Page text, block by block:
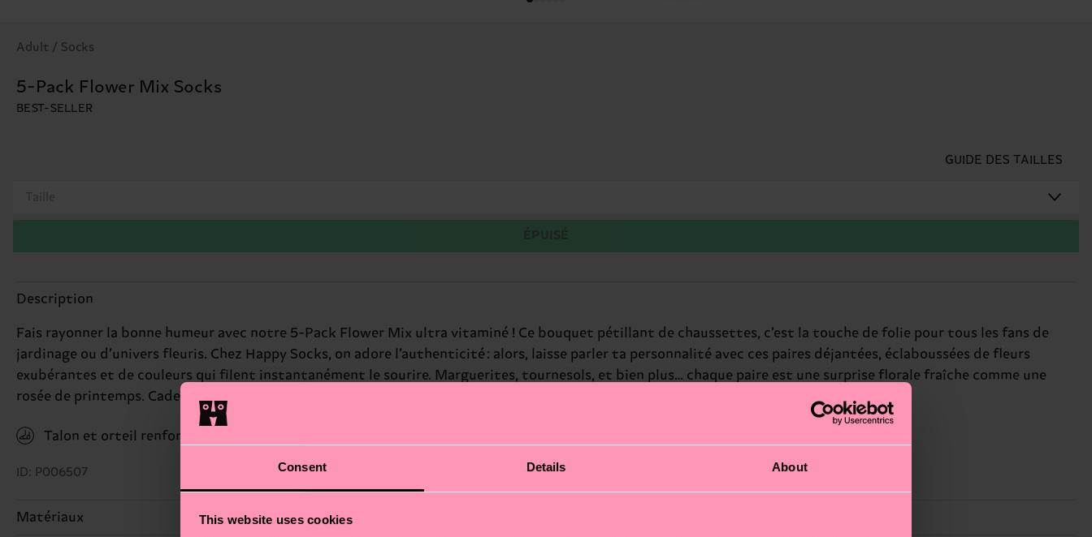
Consent Details About
This website uses cookies
Adult / Socks
5-Pack Flower Mix Socks
BEST-SELLER
GUIDE DES TAILLES
Taille
Description
Fais rayonner la bonne humeur avec notre 5-Pack Flower Mix ultra vitaminé ! Ce bouquet pétillant de chaussettes, c’est la touche de folie pour tous les fans de
jardinage ou d’univers fleuris. Chez Happy Socks, on adore l’authenticité : alors, laisse parler ta personnalité avec ces paires déjantées, éclaboussées de fleurs
exubérantes et de couleurs qui filent instantanément le sourire. Marguerites, tournesols, et bien plus… chaque paire est une surprise florale fraîche comme une
rosée de printemps. Cadeau parfait pour : celles et ceux qui ont la main verte ou le cœur en fleurs.
Talon et orteil renforcés
ID: P006507
Matériaux